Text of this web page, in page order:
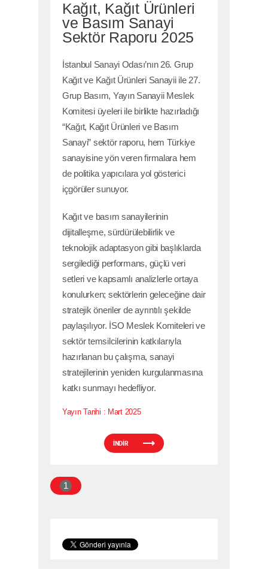
Kağıt, Kağıt Ürünleri
ve Basım Sanayi
Sektör Raporu 2025
İstanbul Sanayi Odası’nın 26. Grup
Kağıt ve Kağıt Ürünleri Sanayii ile 27.
Grup Basım, Yayın Sanayii Meslek
Komitesi üyeleri ile birlikte hazırladığı
“Kağıt, Kağıt Ürünleri ve Basım
Sanayi” sektör raporu, hem Türkiye
sanayisine yön veren firmalara hem
de politika yapıcılara yol gösterici
içgörüler sunuyor.
Kağıt ve basım sanayilerinin
dijitalleşme, sürdürülebilirlik ve
teknolojik adaptasyon gibi başlıklarda
sergilediği performans, güçlü veri
setleri ve kapsamlı analizlerle ortaya
konulurken; sektörlerin geleceğine dair
stratejik öneriler de ayrıntılı şekilde
paylaşılıyor. İSO Meslek Komiteleri ve
sektör temsilcilerinin katkılarıyla
hazırlanan bu çalışma, sanayi
stratejilerinin yeniden kurgulanmasına
katkı sunmayı hedefliyor.
Yayın Tarihi : Mart 2025
İNDİR
1